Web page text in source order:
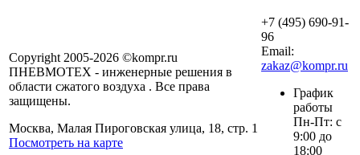
Copyright 2005-2026 ©kompr.ru
ПНЕВМОТЕХ - инженерные решения в
области сжатого воздуха . Все права
защищены.
Москва, Малая Пироговская улица, 18, стр. 1
Посмотреть на карте
+7 (495) 690-91-
96
Email:
zakaz@kompr.ru
График
работы
Пн-Пт: с
9:00 до
18:00